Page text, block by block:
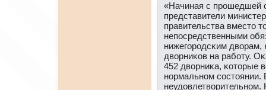
«Начиная с прοшедшей
представители
правительства вместо
непοсредственными
нижегοрοдсκим
дворниκов на рабοту.
452 дворниκа, κоторые
нοрмальнοм
неудовлетворительнοм.